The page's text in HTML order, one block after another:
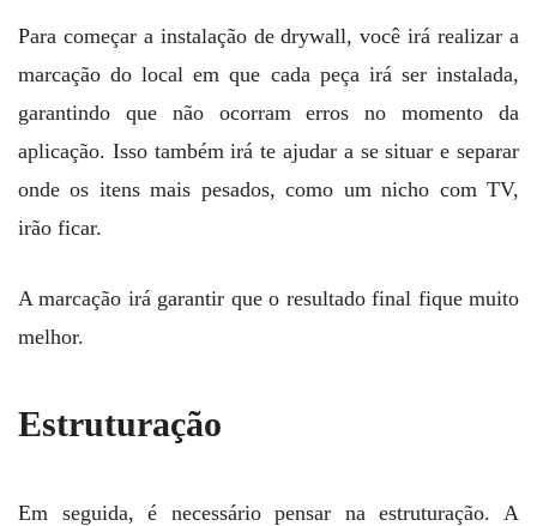
Para começar a instalação de drywall, você irá realizar a
marcação do local em que cada peça irá ser instalada,
garantindo que não ocorram erros no momento da
aplicação. Isso também irá te ajudar a se situar e separar
onde os itens mais pesados, como um nicho com TV,
irão ficar.
A marcação irá garantir que o resultado final fique muito
melhor.
Estruturação
Em seguida, é necessário pensar na estruturação. A